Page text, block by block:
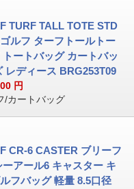
TURF TALL TOTE STD
ルフ ターフトールトー
トートバッグ カートバッ
レディース BRG253T09
円
/カートバッグ
CR-6 CASTER ブリーフ
ーアール6 キャスター キ
フバッグ 軽量 8.5口径